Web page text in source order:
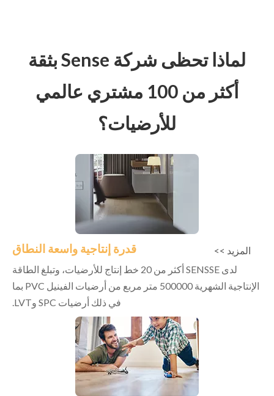
لماذا تحظى شركة Sense بثقة
أكثر من 100 مشتري عالمي
للأرضيات؟
قدرة إنتاجية واسعة النطاق
المزيد >>
لدى SENSSE أكثر من 20 خط إنتاج للأرضيات، وتبلغ الطاقة
الإنتاجية الشهرية 500000 متر مربع من أرضيات الفينيل PVC بما
في ذلك أرضيات SPC وLVT.